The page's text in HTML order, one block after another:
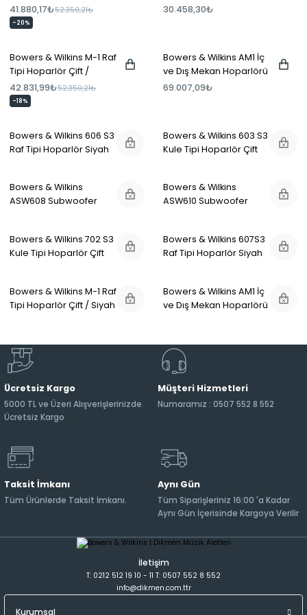
Hoparlör Siyah
41.880,17₺52.350,21₺
-20%
Hoparlör Çift Beyaz
30.458,30₺
Bowers & Wilkins M-1 Raf
Tipi Hoparlör Çift /
Beyaz
42.831,99₺52.350,21₺
-18%
Bowers & Wilkins AM1 İç
ve Dış Mekan Hoparlörü
Çift / Siyah
69.007,09₺
Bowers & Wilkins 606 S3
Raf Tipi Hoparlör Siyah
Bowers & Wilkins 603 S3
Kule Tipi Hoparlör Çift
Bowers & Wilkins
ASW608 Subwoofer
Bowers & Wilkins
ASW610 Subwoofer
Bowers & Wilkins 702 S3
Kule Tipi Hoparlör Çift
Bowers & Wilkins 607S3
Raf Tipi Hoparlör Siyah
Bowers & Wilkins M-1 Raf
Tipi Hoparlör Çift / Siyah
Bowers & Wilkins AM1 İç
ve Dış Mekan Hoparlörü
Ücretsiz Kargo
5000 TL ve Üzeri Alışverişlerinizde
Ücretsiz Kargo
Müşteri Hizmetleri
Numaramız : 0507 552 8 552
Taksit İmkanı
Tüm Ürünlerde Taksit İmkanı.
Aynı Gün
Tüm Siparişleriniz 16:00 'a Kadar
Aynı Gün İçerisinde Kargoya Verilir
İletişim
T: 0212 512 19 10 - 11 T: 0507 552 8 552
info@dikmen.com.ttr
Kurumsal